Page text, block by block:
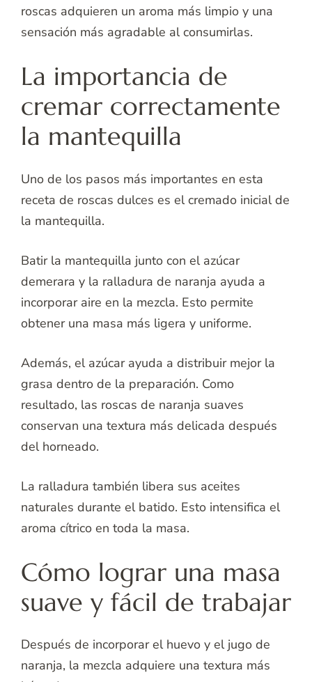
roscas adquieren un aroma más limpio y una
sensación más agradable al consumirlas.
La importancia de
cremar correctamente
la mantequilla
Uno de los pasos más importantes en esta
receta de roscas dulces es el cremado inicial de
la mantequilla.
Batir la mantequilla junto con el azúcar
demerara y la ralladura de naranja ayuda a
incorporar aire en la mezcla. Esto permite
obtener una masa más ligera y uniforme.
Además, el azúcar ayuda a distribuir mejor la
grasa dentro de la preparación. Como
resultado, las roscas de naranja suaves
conservan una textura más delicada después
del horneado.
La ralladura también libera sus aceites
naturales durante el batido. Esto intensifica el
aroma cítrico en toda la masa.
Cómo lograr una masa
suave y fácil de trabajar
Después de incorporar el huevo y el jugo de
naranja, la mezcla adquiere una textura más